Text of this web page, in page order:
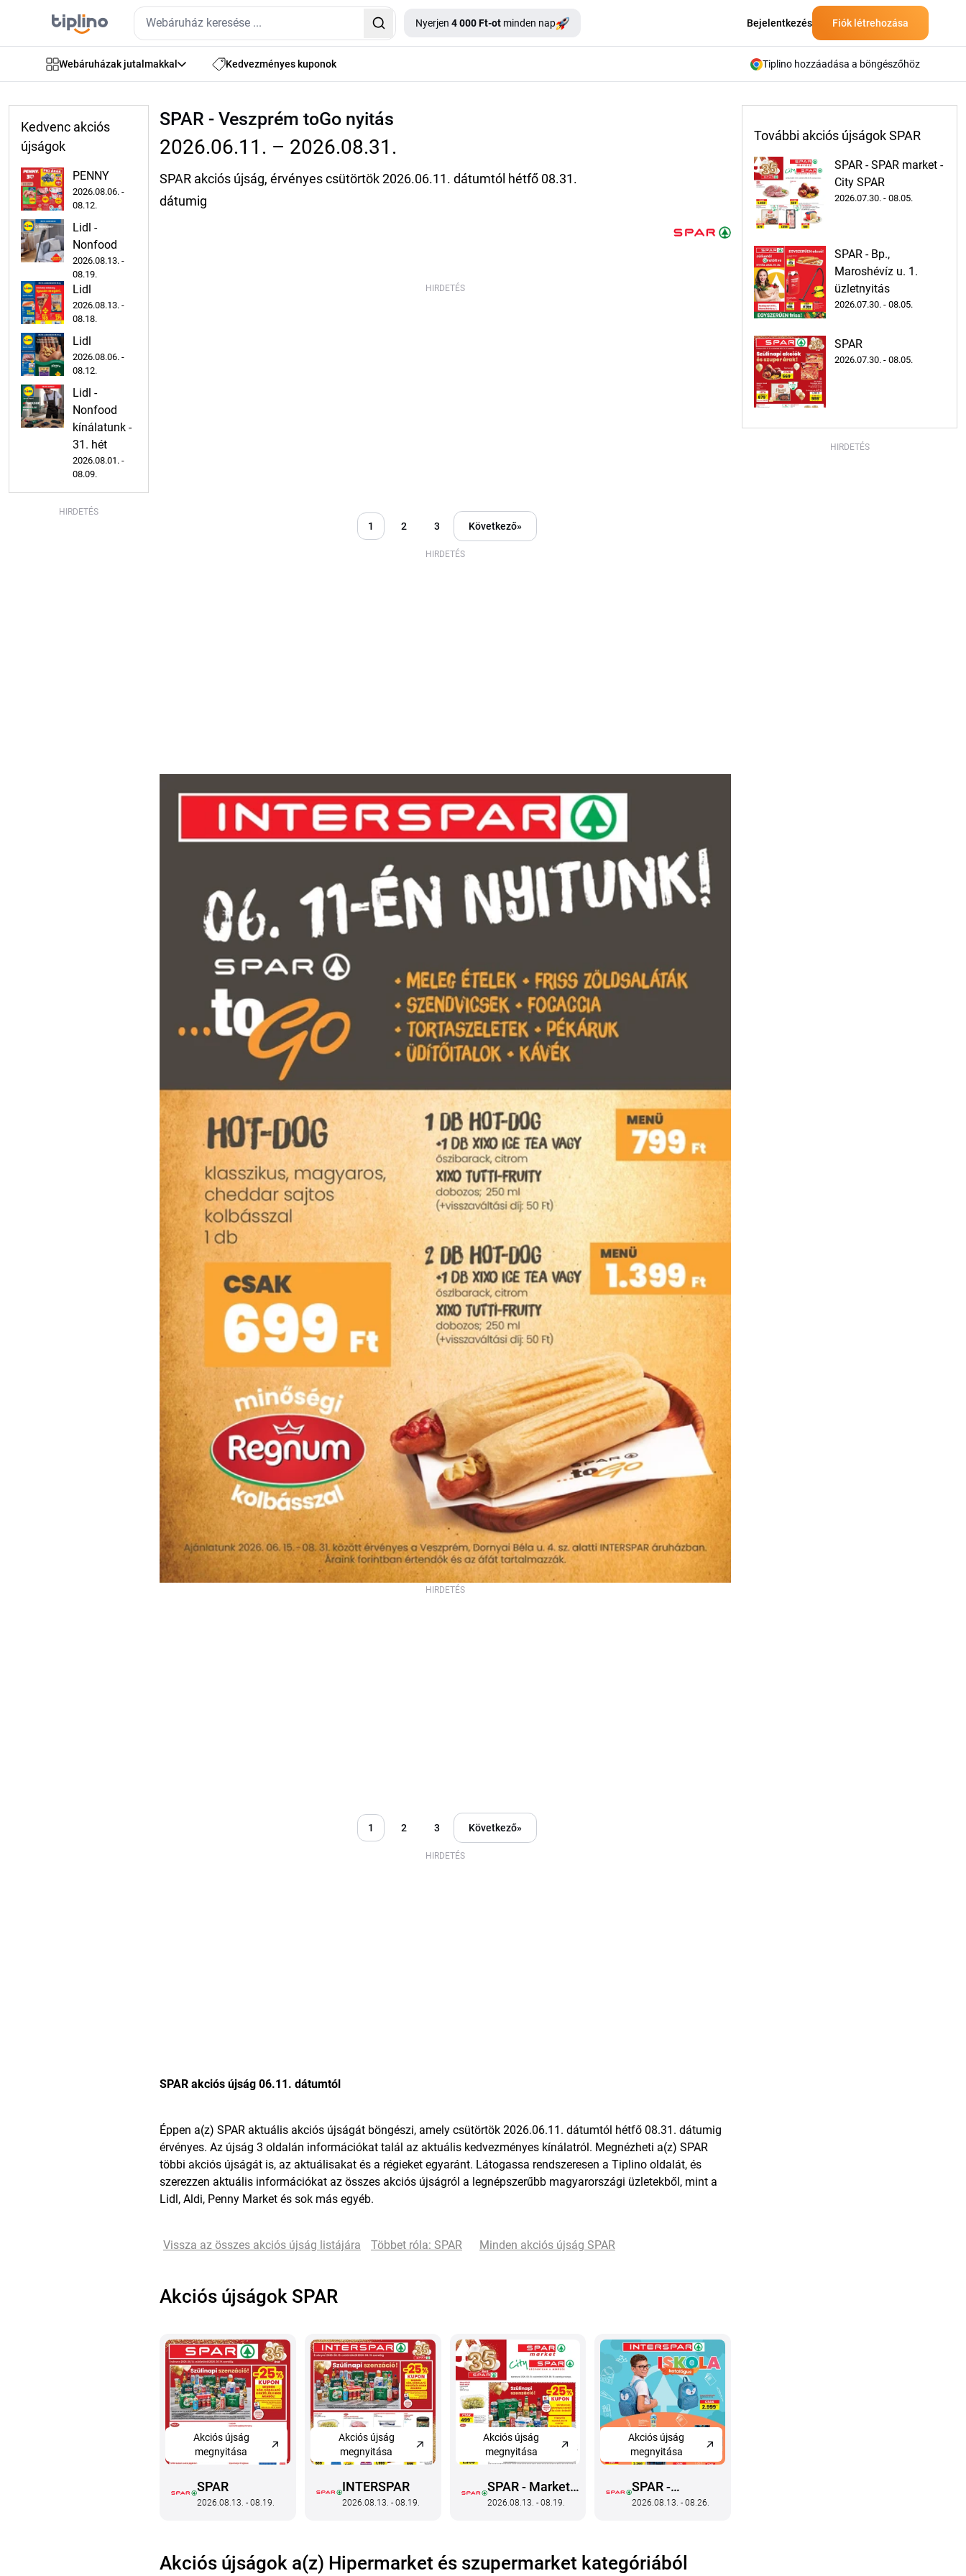
Nyerjen 4 000 Ft-ot minden nap Bejelentkezés Fiók létrehozása
Webáruházak jutalmakkal Kedvezményes kuponok Tiplino hozzáadása a böngészőhöz
SPAR - Veszprém toGo nyitás
2026.06.11. – 2026.08.31.
SPAR akciós újság, érvényes csütörtök 2026.06.11. dátumtól hétfő 08.31.
dátumig
HIRDETÉS
1 2 3 Következő»
HIRDETÉS
HIRDETÉS
1 2 3 Következő»
HIRDETÉS
SPAR akciós újság 06.11. dátumtól
Éppen a(z) SPAR aktuális akciós újságát böngészi, amely csütörtök 2026.06.11. dátumtól hétfő 08.31. dátumig
érvényes. Az újság 3 oldalán információkat talál az aktuális kedvezményes kínálatról. Megnézheti a(z) SPAR
többi akciós újságát is, az aktuálisakat és a régieket egyaránt. Látogassa rendszeresen a Tiplino oldalát, és
szerezzen aktuális információkat az összes akciós újságról a legnépszerűbb magyarországi üzletekből, mint a
Lidl, Aldi, Penny Market és sok más egyéb.
Vissza az összes akciós újság listájára Többet róla: SPAR Minden akciós újság SPAR
Akciós újságok SPAR
Akciós újság
megnyitása
SPAR
2026.08.13. - 08.19.
Akciós újság
megnyitása
INTERSPAR
2026.08.13. - 08.19.
Akciós újság
megnyitása
SPAR - Market,
City
2026.08.13. - 08.19.
Akciós újság
megnyitása
SPAR -
INTERSPAR
2026.08.13. - 08.26.
Akciós újságok a(z) Hipermarket és szupermarket kategóriából
Kedvenc akciós
újságok
PENNY
2026.08.06. -
08.12.
Lidl -
Nonfood
2026.08.13. -
08.19.
Lidl
2026.08.13. -
08.18.
Lidl
2026.08.06. -
08.12.
Lidl -
Nonfood
kínálatunk -
31. hét
2026.08.01. -
08.09.
HIRDETÉS
További akciós újságok SPAR
SPAR - SPAR market -
City SPAR
2026.07.30. - 08.05.
SPAR - Bp.,
Maroshévíz u. 1.
üzletnyitás
2026.07.30. - 08.05.
SPAR
2026.07.30. - 08.05.
HIRDETÉS